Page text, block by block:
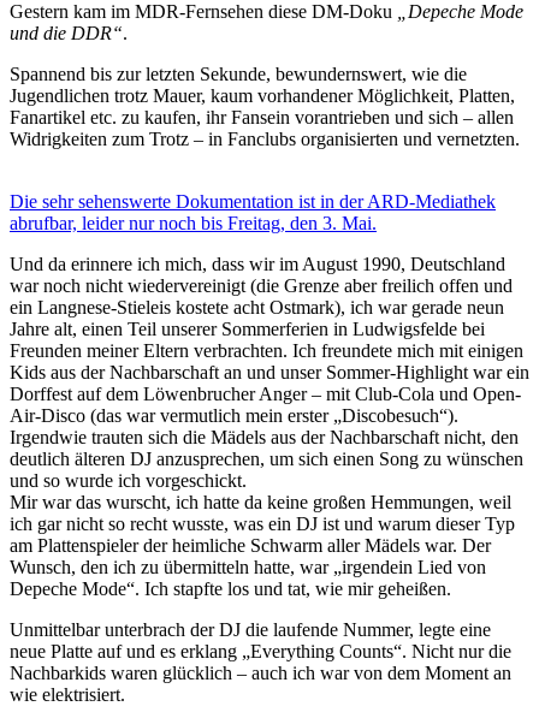
Gestern kam im MDR-Fernsehen diese DM-Doku „Depeche Mode
und die DDR“.
Spannend bis zur letzten Sekunde, bewundernswert, wie die
Jugendlichen trotz Mauer, kaum vorhandener Möglichkeit, Platten,
Fanartikel etc. zu kaufen, ihr Fansein vorantrieben und sich – allen
Widrigkeiten zum Trotz – in Fanclubs organisierten und vernetzten.
Die sehr sehenswerte Dokumentation ist in der ARD-Mediathek
abrufbar, leider nur noch bis Freitag, den 3. Mai.
Und da erinnere ich mich, dass wir im August 1990, Deutschland
war noch nicht wiedervereinigt (die Grenze aber freilich offen und
ein Langnese-Stieleis kostete acht Ostmark), ich war gerade neun
Jahre alt, einen Teil unserer Sommerferien in Ludwigsfelde bei
Freunden meiner Eltern verbrachten. Ich freundete mich mit einigen
Kids aus der Nachbarschaft an und unser Sommer-Highlight war ein
Dorffest auf dem Löwenbrucher Anger – mit Club-Cola und Open-
Air-Disco (das war vermutlich mein erster „Discobesuch“).
Irgendwie trauten sich die Mädels aus der Nachbarschaft nicht, den
deutlich älteren DJ anzusprechen, um sich einen Song zu wünschen
und so wurde ich vorgeschickt.
Mir war das wurscht, ich hatte da keine großen Hemmungen, weil
ich gar nicht so recht wusste, was ein DJ ist und warum dieser Typ
am Plattenspieler der heimliche Schwarm aller Mädels war. Der
Wunsch, den ich zu übermitteln hatte, war „irgendein Lied von
Depeche Mode“. Ich stapfte los und tat, wie mir geheißen.
Unmittelbar unterbrach der DJ die laufende Nummer, legte eine
neue Platte auf und es erklang „Everything Counts“. Nicht nur die
Nachbarkids waren glücklich – auch ich war von dem Moment an
wie elektrisiert.